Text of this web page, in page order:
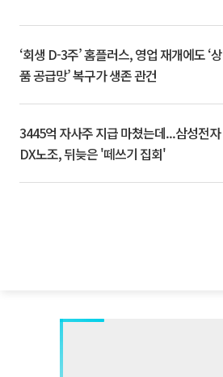
‘회생 D-3주’ 홈플러스, 영업 재개에도 ‘상
품 공급망’ 복구가 생존 관건
3445억 자사주 지급 마쳤는데...삼성전자
DX노조, 뒤늦은 '떼쓰기 집회'